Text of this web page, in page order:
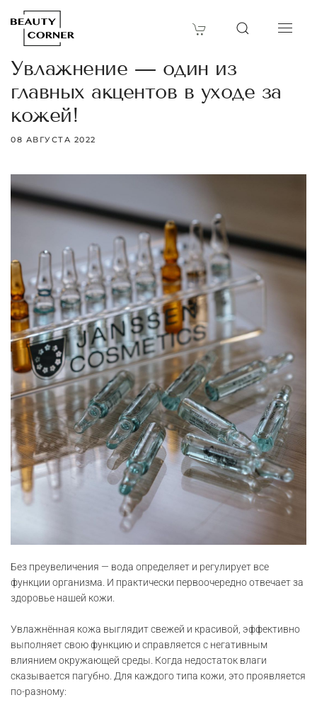
Увлажнение — один из
главных акцентов в уходе за
кожей!
08 АВГУСТА 2022
Без преувеличения — вода определяет и регулирует все
функции организма. И практически первоочередно отвечает за
здоровье нашей кожи.
Увлажнённая кожа выглядит свежей и красивой, эффективно
выполняет свою функцию и справляется с негативным
влиянием окружающей среды. Когда недостаток влаги
сказывается пагубно. Для каждого типа кожи, это проявляется
по-разному: